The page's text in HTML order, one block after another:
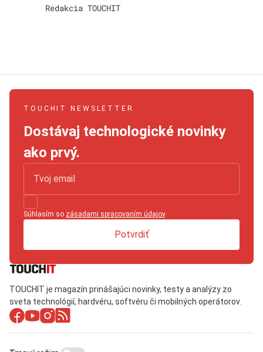
Redakcia TOUCHIT
TOUCHIT NEWSLETTER
Dostávaj technologické novinky
ako prvý.
Súhlasím so zásadami spracovaním údajov.
Potvrdiť
TOUCHIT je magazín prinášajúci novinky, testy a analýzy zo
sveta technológií, hardvéru, softvéru či mobilných operátorov.